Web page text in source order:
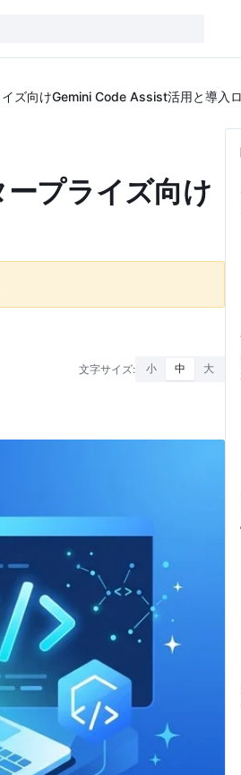
ズ向けGemini Code Assist活用と導入
プライズ向け
文字サイズ: 小 中 大